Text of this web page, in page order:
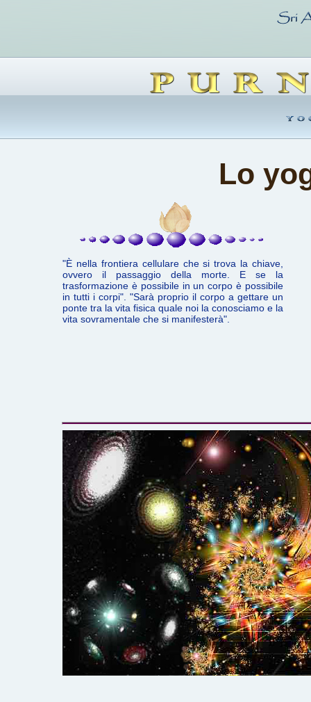
Lo
"È nella frontiera cellulare che si trova la chiave,
ovvero il passaggio della morte. E se la
trasformazione è possibile in un corpo è possibile
in tutti i corpi". "Sarà proprio il corpo a gettare un
ponte tra la vita fisica quale noi la conosciamo e la
vita sovramentale che si manifesterà".